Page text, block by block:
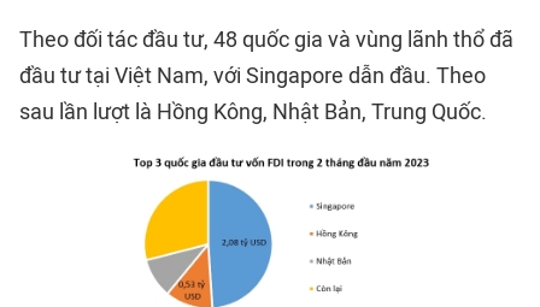
Theo đối tác đầu tư, 48 quốc gia và vùng lãnh thổ đã
đầu tư tại Việt Nam, với Singapore dẫn đầu. Theo
sau lần lượt là Hồng Kông, Nhật Bản, Trung Quốc.